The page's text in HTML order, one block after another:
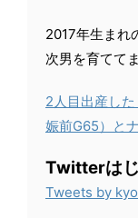
2017年生まれ
次男を育ててま
2人目出産し
娠前G65）と
Twitterは
Tweets by